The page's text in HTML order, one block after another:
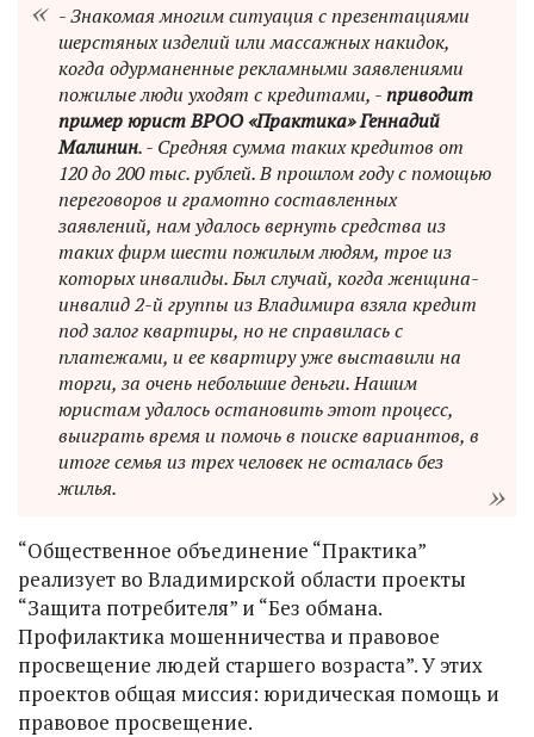
- Знакомая многим ситуация с презентациями
шерстяных изделий или массажных накидок,
когда одурманенные рекламными заявлениями
пожилые люди уходят с кредитами, -приводит
пример юрист ВРОО «Практика» Геннадий
Малинин. - Средняя сумма таких кредитов от
120 до 200 тыс. рублей. В прошлом году с помощью
переговоров и грамотно составленных
заявлений, нам удалось вернуть средства из
таких фирм шести пожилым людям, трое из
которых инвалиды. Был случай, когда женщина-
инвалид 2-й группы из Владимира взяла кредит
под залог квартиры, но не справилась с
платежами, и ее квартиру уже выставили на
торги, за очень небольшие деньги. Нашим
юристам удалось остановить этот процесс,
выиграть время и помочь в поиске вариантов, в
итоге семья из трех человек не осталась без
жилья.
“Общественное объединение “Практика”
реализует во Владимирской области проекты
“Защита потребителя” и “Без обмана.
Профилактика мошенничества и правовое
просвещение людей старшего возраста”. У этих
проектов общая миссия: юридическая помощь и
правовое просвещение.